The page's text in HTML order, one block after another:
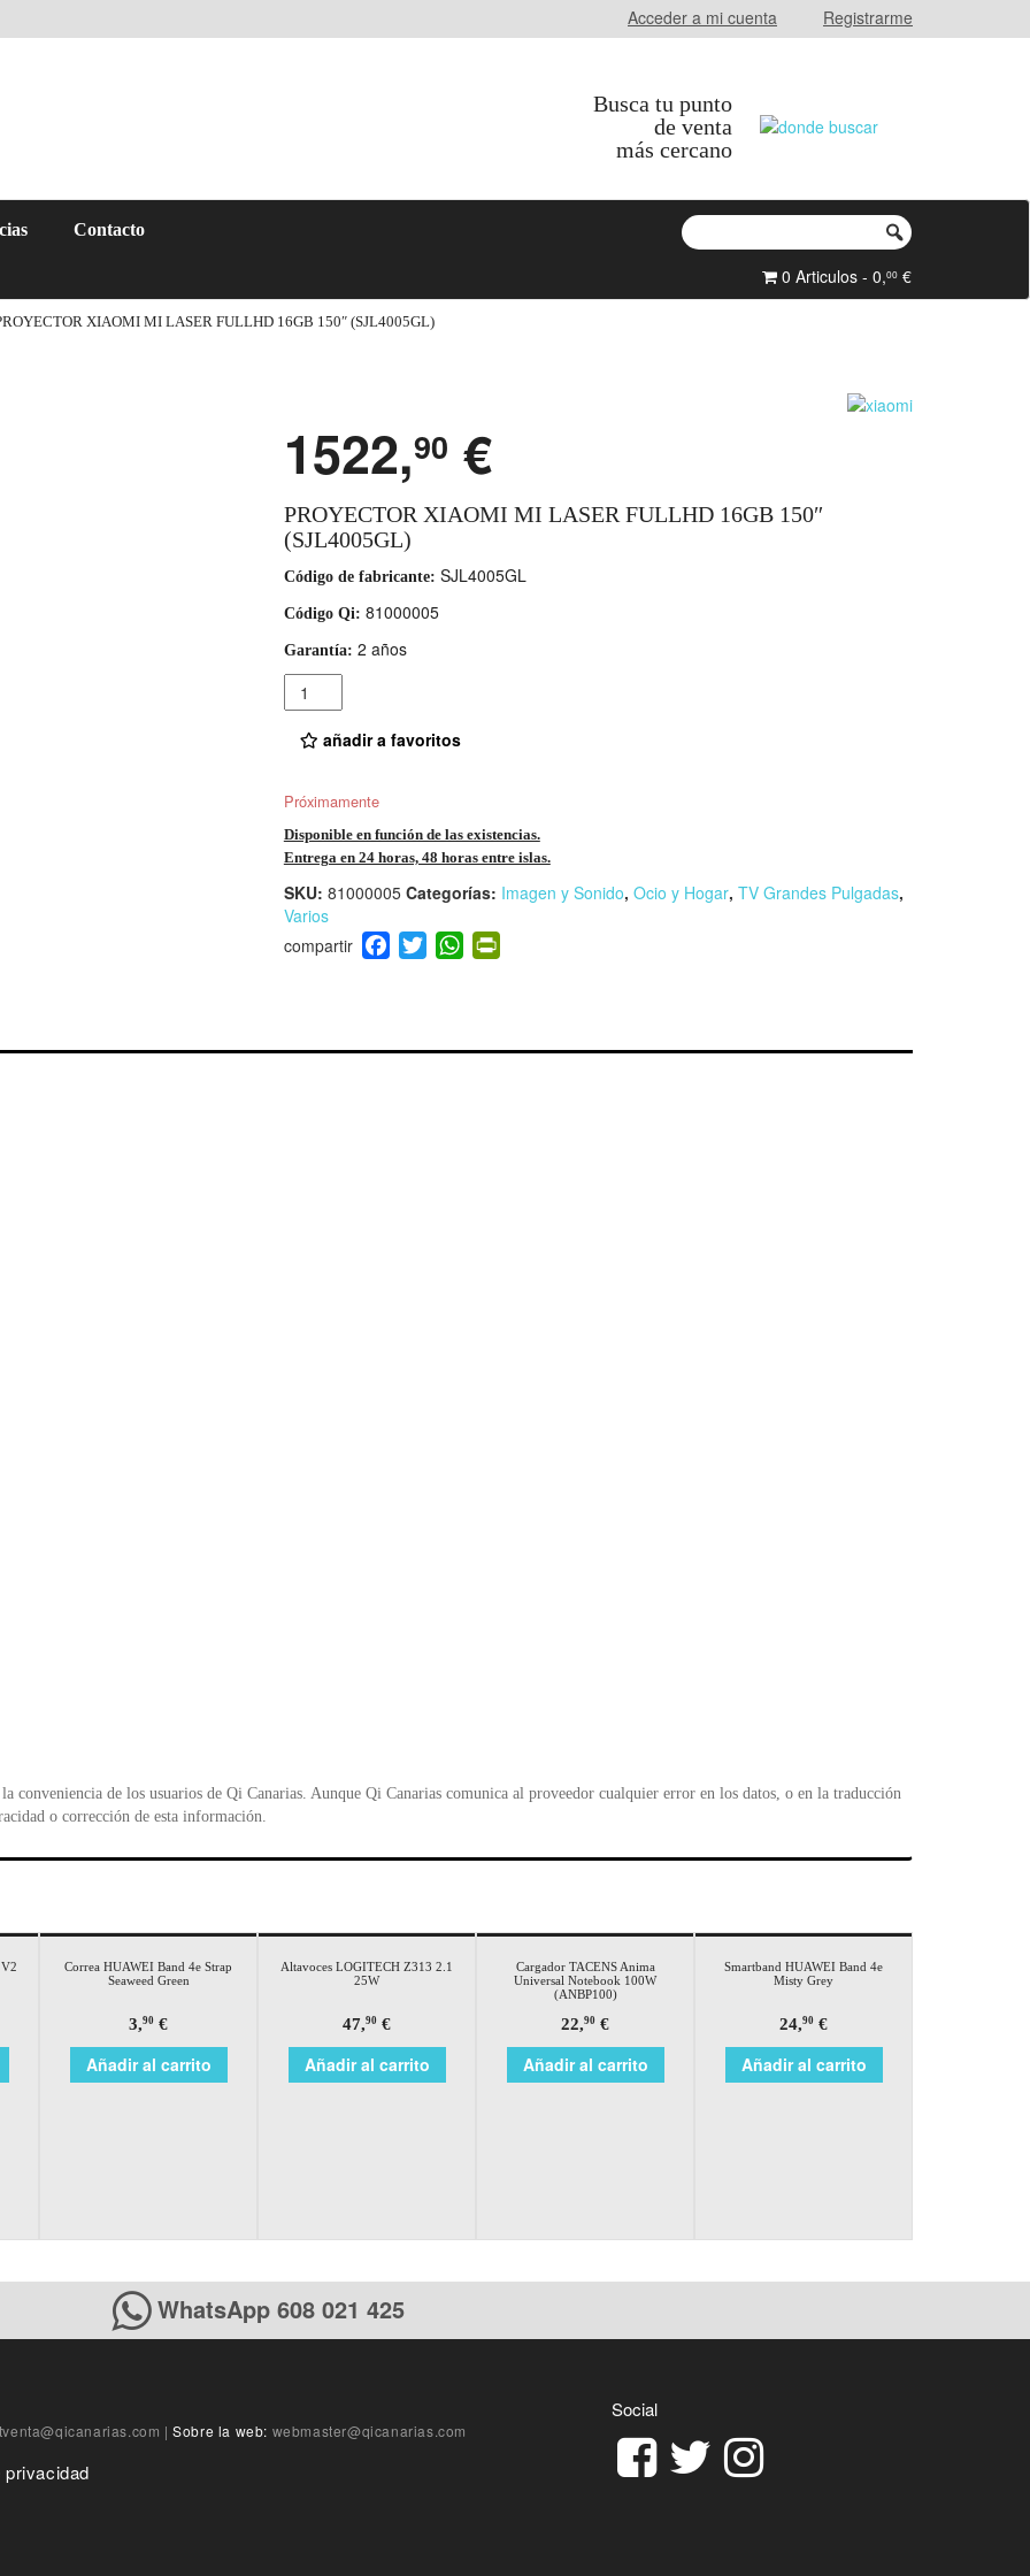
Acceder a mi cuenta Registrarme
Busca tu punto
de venta
más cercano
Contacto
0 Articulos - 0,00 €
XIAOMI MI LASER FULLHD 16GB 150″ (SJL4005GL)
1522,90 €
PROYECTOR XIAOMI MI LASER FULLHD 16GB 150″
(SJL4005GL)
Código de fabricante: SJL4005GL
Código Qi: 81000005
Garantía: 2 años
Cantidad
añadir a favoritos
Próximamente
Disponible en función de las existencias.
Entrega en 24 horas, 48 horas entre islas.
SKU: 81000005 Categorías: Imagen y Sonido, Ocio y Hogar, TV Grandes Pulgadas,
Varios
F
a
b
T
wi
W
h
A
Pr
in
e
conveniencia de los usuarios de Qi Canarias. Aunque Qi Canarias comunica al proveedor cualquier error en los datos, o en la traducción
o corrección de esta información.
Correa HUAWEI Band 4e Strap
Seaweed Green
3,90 €
Añadir al carrito
Altavoces LOGITECH Z313 2.1
25W
47,90 €
Añadir al carrito
Cargador TACENS Anima
Universal Notebook 100W
(ANBP100)
22,90 €
Añadir al carrito
Smartband HUAWEI Band 4e
Misty Grey
24,90 €
Añadir al carrito
WhatsApp 608 021 425
Social
| Sobre la web: webmaster@qicanarias.com